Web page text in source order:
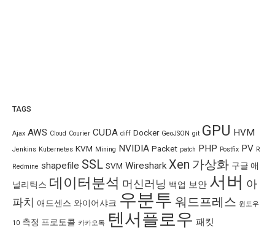
TAGS
Ajax AWS Cloud Courier CUDA diff Docker GeoJSON git GPU HVM
Jenkins Kubernetes KVM Mining NVIDIA Packet patch PHP Postfix PV R
Redmine shapefile SSL SVM Wireshark Xen 가상화 구글 애
널리틱스 데이터분석 머신러닝 백업 보안 서버 아
파치 애드센스 와이어샤크 우분투 워드프레스 윈도우
10 측정 프로토콜 카카오톡 텐서플로우 패킷